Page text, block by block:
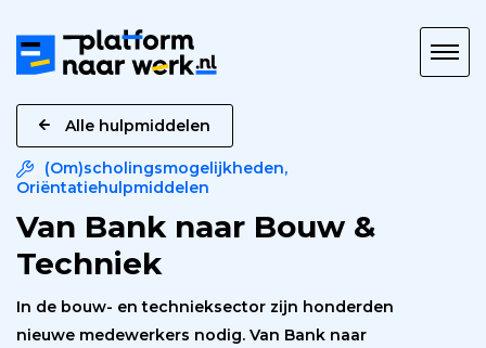
naar
Werk
Alle hulpmiddelen
(Om)scholingsmogelijkheden,
Oriëntatiehulpmiddelen
Van Bank naar Bouw &
Techniek
In de bouw- en technieksector zijn honderden
nieuwe medewerkers nodig. Van Bank naar